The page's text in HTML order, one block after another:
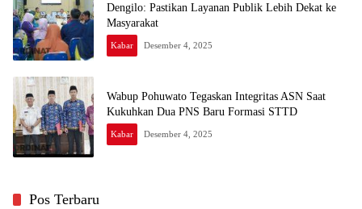
Dengilo: Pastikan Layanan Publik Lebih Dekat ke
Masyarakat
Kabar Desember 4, 2025
Wabup Pohuwato Tegaskan Integritas ASN Saat
Kukuhkan Dua PNS Baru Formasi STTD
Kabar Desember 4, 2025
Pos Terbaru